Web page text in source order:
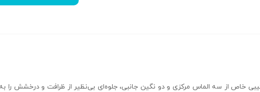
حلقه ازدواج سه تخمه 001 با ترکیبی خاص از سه الماس مرکزی و دو نگین جانبی، جلوه‌ای بی‌نظیر از